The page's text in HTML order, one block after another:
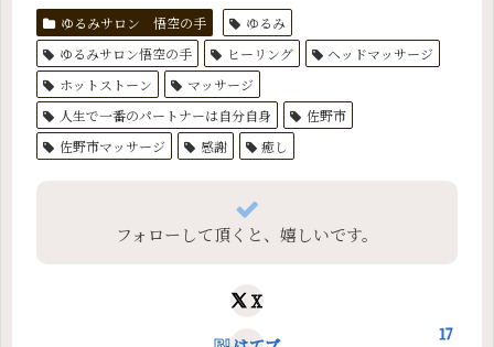
ゆるみサロン 悟空の手
ゆるみ
ゆるみサロン悟空の手
ヒーリング
ヘッドマッサージ
ホットストーン
マッサージ
人生で一番のパートナーは自分自身
佐野市
佐野市マッサージ
感謝 癒し
フォローして頂くと、嬉しいです。
X
17